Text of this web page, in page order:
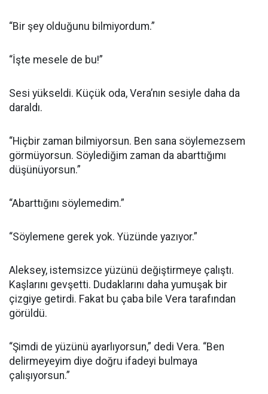
“Bir şey olduğunu bilmiyordum.”
“İşte mesele de bu!”
Sesi yükseldi. Küçük oda, Vera’nın sesiyle daha da
daraldı.
“Hiçbir zaman bilmiyorsun. Ben sana söylemezsem
görmüyorsun. Söylediğim zaman da abarttığımı
düşünüyorsun.”
“Abarttığını söylemedim.”
“Söylemene gerek yok. Yüzünde yazıyor.”
Aleksey, istemsizce yüzünü değiştirmeye çalıştı.
Kaşlarını gevşetti. Dudaklarını daha yumuşak bir
çizgiye getirdi. Fakat bu çaba bile Vera tarafından
görüldü.
“Şimdi de yüzünü ayarlıyorsun,” dedi Vera. “Ben
delirmeyeyim diye doğru ifadeyi bulmaya
çalışıyorsun.”